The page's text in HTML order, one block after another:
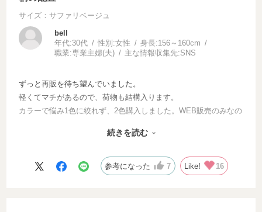
サイズ：サファリベージュ
bell
年代:30代 性別:女性 身長:156～160cm
職業:専業主婦(夫) 主な情報収集先:SNS
ずっと再販を待ち望んでいました。
軽くてマチがあるので、荷物も結構入ります。
カラーで悩み1色に絞れず、2色購入しました。WEB販売のみなの
なっているものがあり、商品自体はすごくかわいいのにそこが残
続きを読む
参考になった 7 Like! 16